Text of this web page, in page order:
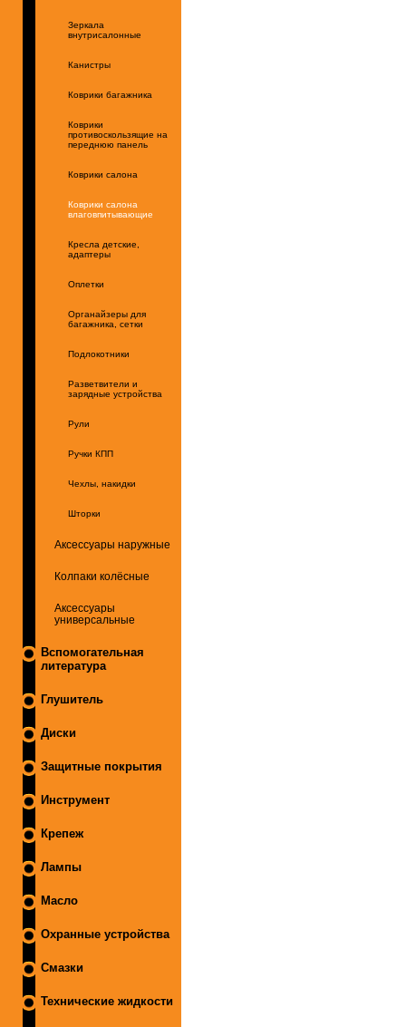
Зеркала
внутрисалонные
Канистры
Коврики багажника
Коврики
противоскользящие на
переднюю панель
Коврики салона
Коврики салона
влаговпитывающие
Кресла детские,
адаптеры
Оплетки
Органайзеры для
багажника, сетки
Подлокотники
Разветвители и
зарядные устройства
Рули
Ручки КПП
Чехлы, накидки
Шторки
Аксессуары наружные
Колпаки колёсные
Аксессуары
универсальные
Вспомогательная
литература
Глушитель
Диски
Защитные покрытия
Инструмент
Крепеж
Лампы
Масло
Охранные устройства
Смазки
Технические жидкости